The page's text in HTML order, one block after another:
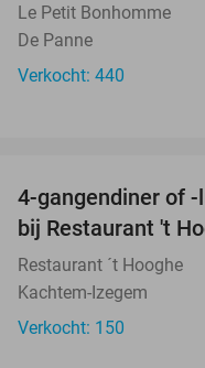
Le Petit Bonhomme
De Panne
Verkocht: 440
4-gangendiner of
bij Restaurant 't
Restaurant ´t Hooghe
Kachtem-Izegem
Verkocht: 150